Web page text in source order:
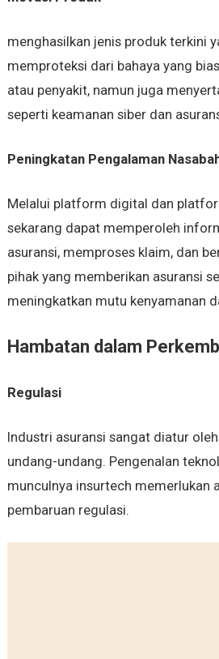
menghasilkan jenis produk terkini
memproteksi dari bahaya yang
atau penyakit, namun juga
seperti keamanan siber dan
Peningkatan Pengalaman
Melalui platform digital dan
sekarang dapat memperoleh
asuransi, memproses klaim, dan
pihak yang memberikan asuransi
meningkatkan mutu kenyamanan
Hambatan dalam
Regulasi
Industri asuransi sangat diatur
undang-undang. Pengenalan
munculnya insurtech memerlukan
pembaruan regulasi.